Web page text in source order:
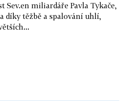
Sev.en miliardáře Pavla Tykače,
díky těžbě a spalování uhlí,